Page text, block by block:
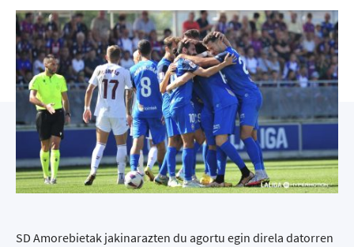
SD Amorebietak jakinarazten du agortu egin direla datorren